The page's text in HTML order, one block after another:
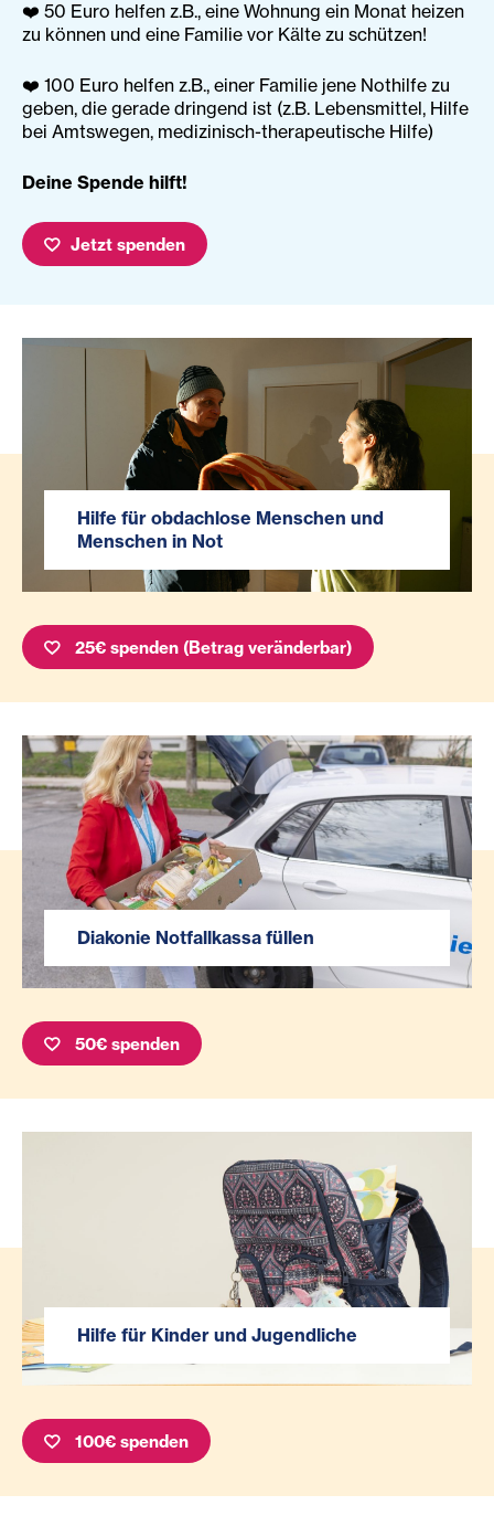
❤️ 50 Euro helfen z.B., eine Wohnung ein Monat heizen
zu können und eine Familie vor Kälte zu schützen!
❤️ 100 Euro helfen z.B., einer Familie jene Nothilfe zu
geben, die gerade dringend ist (z.B. Lebensmittel, Hilfe
bei Amtswegen, medizinisch-therapeutische Hilfe)
Deine Spende hilft!
Jetzt spenden
Hilfe für obdachlose Menschen und
Menschen in Not
25€ spenden (Betrag veränderbar)
Diakonie Notfallkassa füllen
50€ spenden
Hilfe für Kinder und Jugendliche
100€ spenden